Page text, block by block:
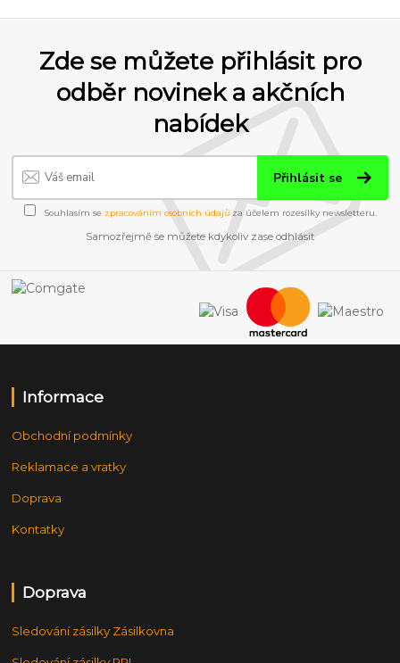
Zde se můžete přihlásit pro
odběr novinek a akčních
nabídek
Přihlásit se
Souhlasím se zpracováním osobních údajůza účelem rozesílky newsletteru.
Samozřejmě se můžete kdykoliv zase odhlásit
Informace
Obchodní podmínky
Reklamace a vratky
Doprava
Kontatky
Doprava
Sledování zásilky Zásilkovna